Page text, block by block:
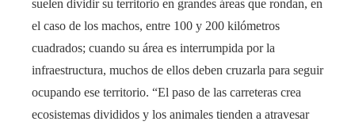
suelen dividir su territorio en grandes áreas que rondan, en
el caso de los machos, entre 100 y 200 kilómetros
cuadrados; cuando su área es interrumpida por la
infraestructura, muchos de ellos deben cruzarla para seguir
ocupando ese territorio. “El paso de las carreteras crea
ecosistemas divididos y los animales tienden a atravesar